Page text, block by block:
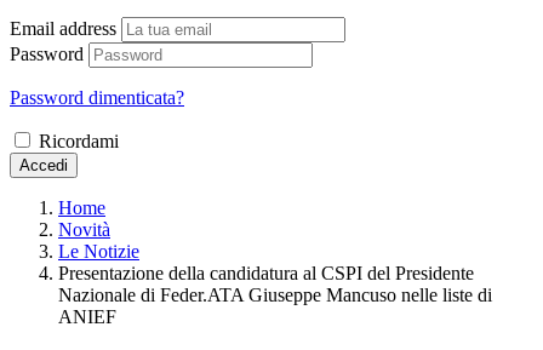
Email address
Password
Password dimenticata?
Ricordami
Accedi
Home
Novità
Le Notizie
Presentazione della candidatura al CSPI del Presidente
Nazionale di Feder.ATA Giuseppe Mancuso nelle liste di
ANIEF